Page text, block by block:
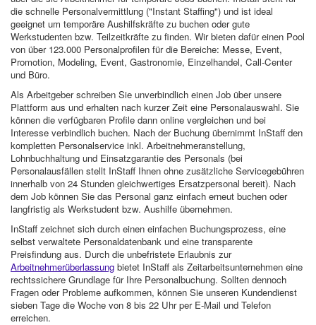
die schnelle Personalvermittlung ("Instant Staffing") und ist ideal
geeignet um temporäre Aushilfskräfte zu buchen oder gute
Werkstudenten bzw. Teilzeitkräfte zu finden. Wir bieten dafür einen Pool
von über 123.000 Personalprofilen für die Bereiche: Messe, Event,
Promotion, Modeling, Event, Gastronomie, Einzelhandel, Call-Center
und Büro.
Als Arbeitgeber schreiben Sie unverbindlich einen Job über unsere
Plattform aus und erhalten nach kurzer Zeit eine Personalauswahl. Sie
können die verfügbaren Profile dann online vergleichen und bei
Interesse verbindlich buchen. Nach der Buchung übernimmt InStaff den
kompletten Personalservice inkl. Arbeitnehmeranstellung,
Lohnbuchhaltung und Einsatzgarantie des Personals (bei
Personalausfällen stellt InStaff Ihnen ohne zusätzliche Servicegebühren
innerhalb von 24 Stunden gleichwertiges Ersatzpersonal bereit). Nach
dem Job können Sie das Personal ganz einfach erneut buchen oder
langfristig als Werkstudent bzw. Aushilfe übernehmen.
InStaff zeichnet sich durch einen einfachen Buchungsprozess, eine
selbst verwaltete Personaldatenbank und eine transparente
Preisfindung aus. Durch die unbefristete Erlaubnis zur
Arbeitnehmerüberlassung bietet InStaff als Zeitarbeitsunternehmen eine
rechtssichere Grundlage für Ihre Personalbuchung. Sollten dennoch
Fragen oder Probleme aufkommen, können Sie unseren Kundendienst
sieben Tage die Woche von 8 bis 22 Uhr per E-Mail und Telefon
erreichen.